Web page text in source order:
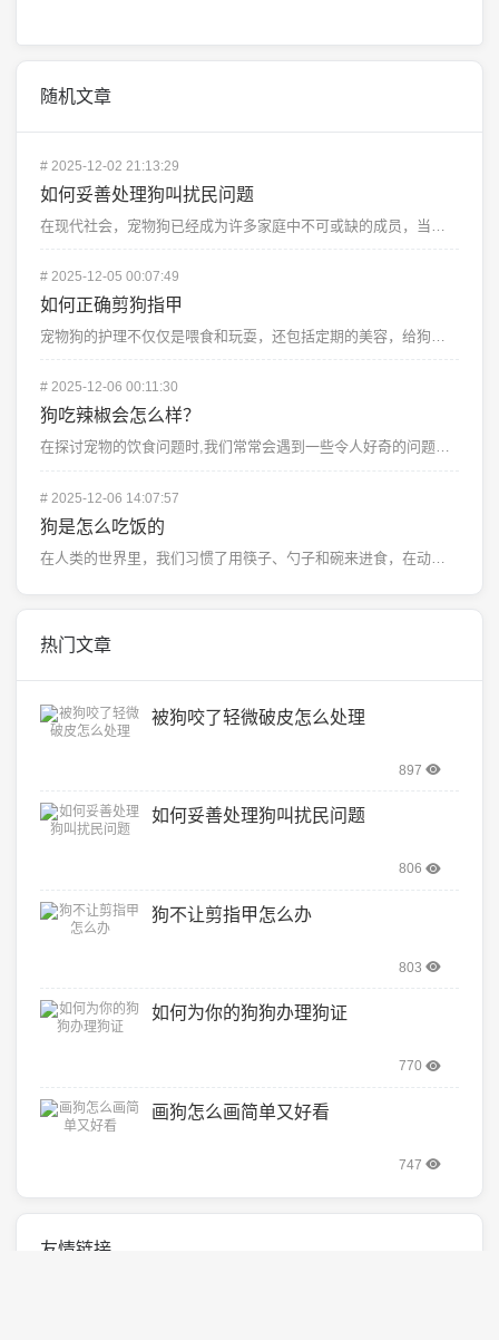
随机文章
# 2025-12-02 21:13:29
如何妥善处理狗叫扰民问题
# 2025-12-05 00:07:49
如何正确剪狗指甲
宠物狗的护理不仅仅是喂食和玩耍，还包括定期的美容，给狗狗修剪指甲是保持其爪子健康的重要一环，正确的剪...
# 2025-12-06 00:11:30
狗吃辣椒会怎么样？
在探讨宠物的饮食问题时,我们常常会遇到一些令人好奇的问题，比如狗狗是否能够食用人类的食物，有一则关于...
# 2025-12-06 14:07:57
狗是怎么吃饭的
在人类的世界里，我们习惯了用筷子、勺子和碗来进食，在动物界中，尤其是狗这一群忠诚而活泼的伙伴，他们的...
热门文章
被狗咬了轻微破皮怎么处理
897
如何妥善处理狗叫扰民问题
806
狗不让剪指甲怎么办
803
如何为你的狗狗办理狗证
770
画狗怎么画简单又好看
747
友情链接